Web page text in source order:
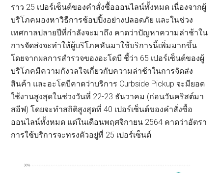
ราว 25 เปอร์เซ็นต์ของคำสั่งซื้อออนไลน์ทั้งหมด เนื่องจากผู้
บริโภคมองหาวิธีการช้อปปิ้งอย่างปลอดภัย และในช่วง
เทศกาลปลายปีที่กำลังจะมาถึง คาดว่าปัญหาความล่าช้าใน
การจัดส่งจะทำให้ผู้บริโภคหันมาใช้บริการนี้เพิ่มมากขึ้น
โดยจากผลการสำรวจของอะโดบี ชี้ว่า 65 เปอร์เซ็นต์ของผู้
บริโภคมีความกังวลใจเกี่ยวกับความล่าช้าในการจัดส่ง
สินค้า และอะโดบีคาดว่าบริการ Curbside Pickup จะมียอด
ใช้งานสูงสุดในช่วงวันที่ 22-23 ธันวาคม (ก่อนวันคริสต์มา
สอีฟ) โดยจะทำสถิติสูงสุดที่ 40 เปอร์เซ็นต์ของคำสั่งซื้อ
ออนไลน์ทั้งหมด แต่ในเดือนพฤศจิกายน 2564 คาดว่าอัตรา
การใช้บริการจะทรงตัวอยู่ที่ 25 เปอร์เซ็นต์